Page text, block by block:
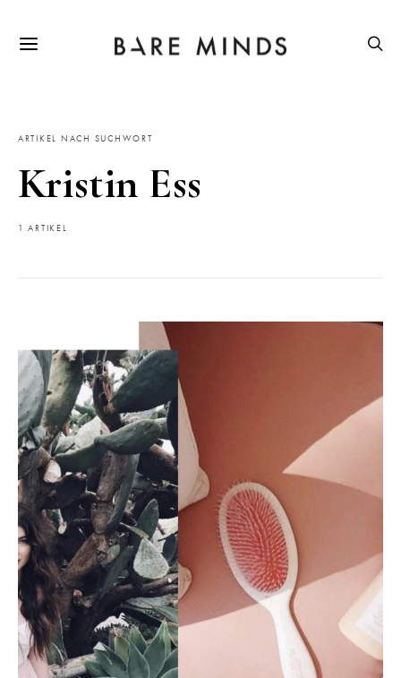
ARTIKEL NACH SUCHWORT
Kristin Ess
1 ARTIKEL